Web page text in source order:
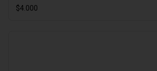
$4.000